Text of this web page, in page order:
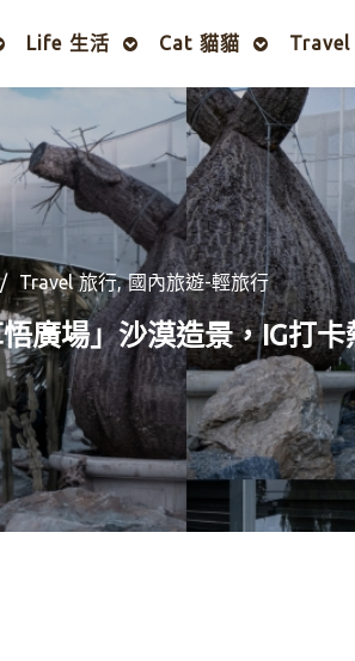
Life 生活 Cat 貓貓 Travel
Travel 旅行,國內旅遊-輕旅行
廣場」沙漠造景，IG打